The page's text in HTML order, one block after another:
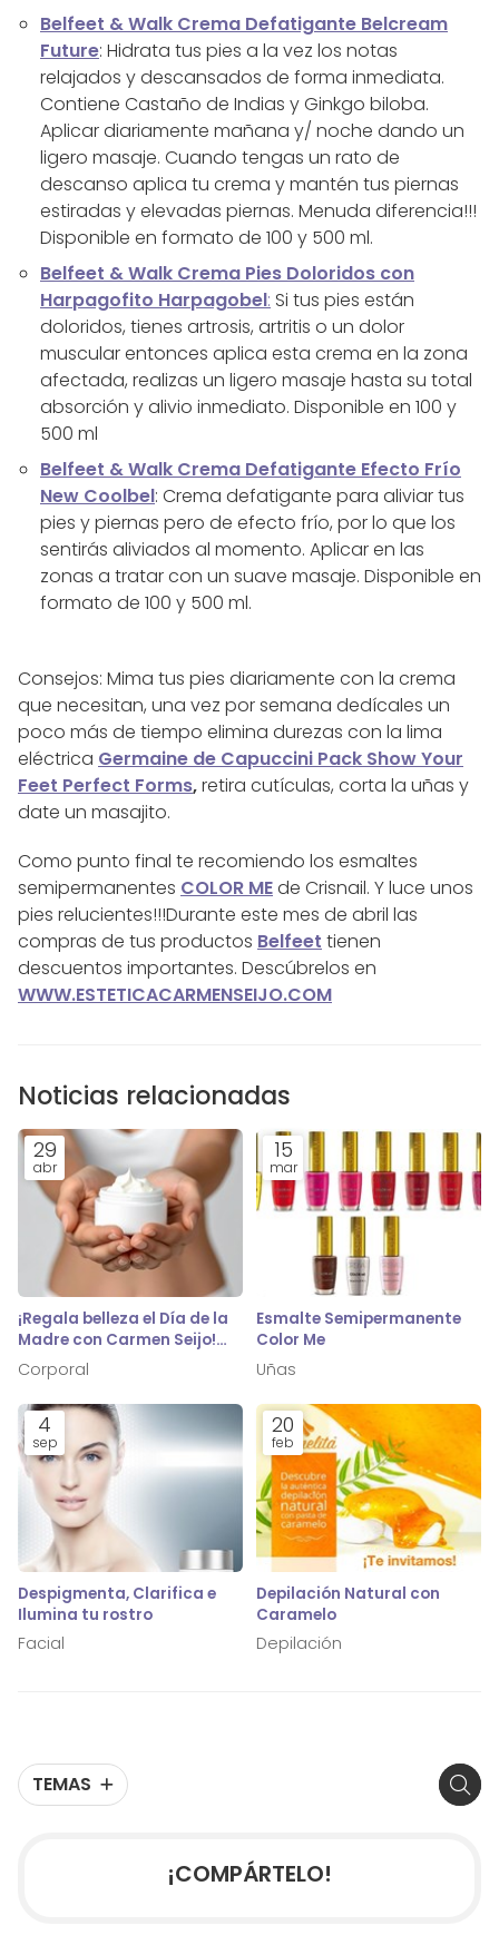
TEMAS
Belfeet & Walk Crema Defatigante Belcream
Future: Hidrata tus pies a la vez los notas
relajados y descansados de forma inmediata.
Contiene Castaño de Indias y Ginkgo biloba.
Aplicar diariamente mañana y/ noche dando un
ligero masaje. Cuando tengas un rato de
descanso aplica tu crema y mantén tus piernas
estiradas y elevadas piernas. Menuda diferencia!!!
Disponible en formato de 100 y 500 ml.
Belfeet & Walk Crema Pies Doloridos con
Harpagofito Harpagobel: Si tus pies están
doloridos, tienes artrosis, artritis o un dolor
muscular entonces aplica esta crema en la zona
afectada, realizas un ligero masaje hasta su total
absorción y alivio inmediato. Disponible en 100 y
500 ml
Belfeet & Walk Crema Defatigante Efecto Frío
New Coolbel: Crema defatigante para aliviar tus
pies y piernas pero de efecto frío, por lo que los
sentirás aliviados al momento. Aplicar en las
zonas a tratar con un suave masaje. Disponible en
formato de 100 y 500 ml.
Consejos: Mima tus pies diariamente con la crema
que necesitan, una vez por semana dedícales un
poco más de tiempo elimina durezas con la lima
eléctrica Germaine de Capuccini Pack Show Your
Feet Perfect Forms,retira cutículas, corta la uñas y
date un masajito.
Como punto final te recomiendo los esmaltes
semipermanentes COLOR MEde Crisnail. Y luce unos
pies relucientes!!!Durante este mes de abril las
compras de tus productos Belfeet tienen
descuentos importantes. Descúbrelos en
WWW.ESTETICACARMENSEIJO.COM
Noticias relacionadas
29
abr
¡Regala belleza el Día de la
Madre con Carmen Seijo!
Cosmética corporal que le
encantará
Corporal
15
mar
Esmalte Semipermanente
Color Me
Uñas
4
sep
Despigmenta, Clarifica e
Ilumina tu rostro
Facial
20
feb
Depilación Natural con
Caramelo
Depilación
¡COMPÁRTELO!